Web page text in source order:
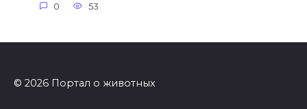
0 53
© 2026 Портал о животных